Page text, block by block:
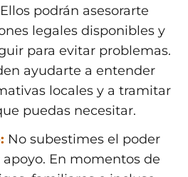
podrán asesorarte
legales disponibles y
para evitar problemas.
ayudarte a entender
locales y a tramitar
puedas necesitar.
No subestimes el poder
En momentos de